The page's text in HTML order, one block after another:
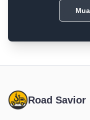
Road Savior